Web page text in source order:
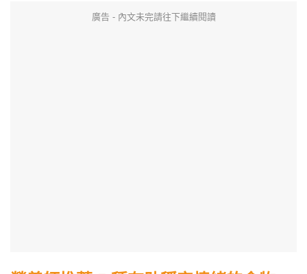
廣告 - 內文未完請往下繼續閱讀